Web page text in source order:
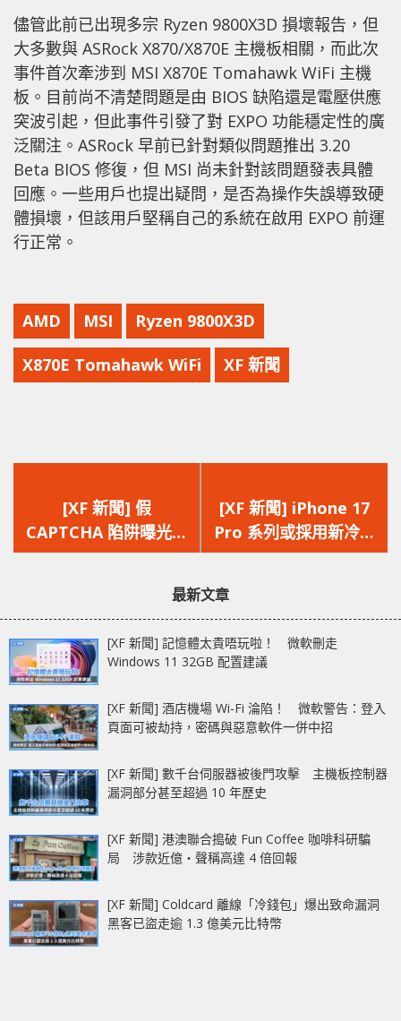
儘管此前已出現多宗 Ryzen 9800X3D 損壞報告，但
大多數與 ASRock X870/X870E 主機板相關，而此次
事件首次牽涉到 MSI X870E Tomahawk WiFi 主機
板。目前尚不清楚問題是由 BIOS 缺陷還是電壓供應
突波引起，但此事件引發了對 EXPO 功能穩定性的廣
泛關注。ASRock 早前已針對類似問題推出 3.20
Beta BIOS 修復，但 MSI 尚未針對該問題發表具體
回應。一些用戶也提出疑問，是否為操作失誤導致硬
體損壞，但該用戶堅稱自己的系統在啟用 EXPO 前運
行正常。
AMD MSI Ryzen 9800X3D
X870E Tomahawk WiFi XF 新聞
一
篇
文
[XF 新聞] 假
CAPTCHA 陷阱曝光
誘騙下載惡意文件竊取
一
篇
文
[XF 新聞] iPhone 17
Pro 系列或採用新冷卻
技術 Vapor
最新文章
[XF 新聞] 記憶體太貴唔玩啦！ 微軟刪走
Windows 11 32GB 配置建議
[XF 新聞] 酒店機場 Wi-Fi 淪陷！ 微軟警告：登入
頁面可被劫持，密碼與惡意軟件一併中招
[XF 新聞] 數千台伺服器被後門攻擊 主機板控制器
漏洞部分甚至超過 10 年歷史
[XF 新聞] 港澳聯合搗破 Fun Coffee 咖啡科研騙
局 涉款近億‧聲稱高達 4 倍回報
[XF 新聞] Coldcard 離線「冷錢包」爆出致命漏洞
黑客已盜走逾 1.3 億美元比特幣